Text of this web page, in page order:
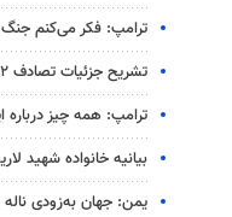
ترامپ: فکر می‌کنم جنگ
تشریح جزئیات تصادف ۱۲ خودرو با ۱۹ مصدوم
ترامپ: همه چیز
بیانیه خانواده شهید
یمن: جهان به‌زودی